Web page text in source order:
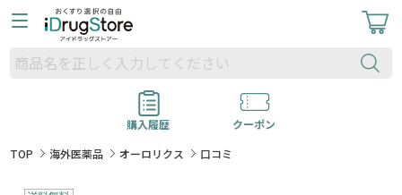
購入履歴
クーポン
TOP
海外医薬品 オーロリクス 口コミ